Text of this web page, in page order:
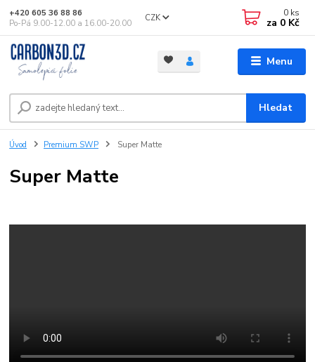
Menu
CZK
Hledat
+420 605 36 88 86
Po-Pá 9.00-12.00 a 16.00-20.00
0 ks
za 0 Kč
Úvod Premium SWP Super Matte
Super Matte